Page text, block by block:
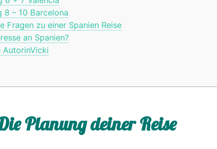
8 – 10 Barcelona
Fragen zu einer Spanien Reise
an Spanien?
AutorinVicki
Planung deiner Reise